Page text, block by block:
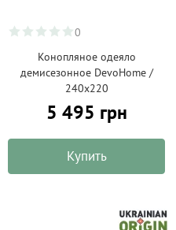
0
Конопляное одеяло
демисезонное DevoHome /
240х220
5 495 грн
Купить